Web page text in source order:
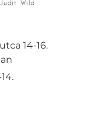
14-16.